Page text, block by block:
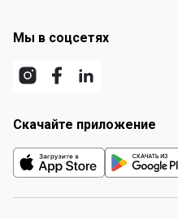
Мы в соцсетях
Скачайте приложение